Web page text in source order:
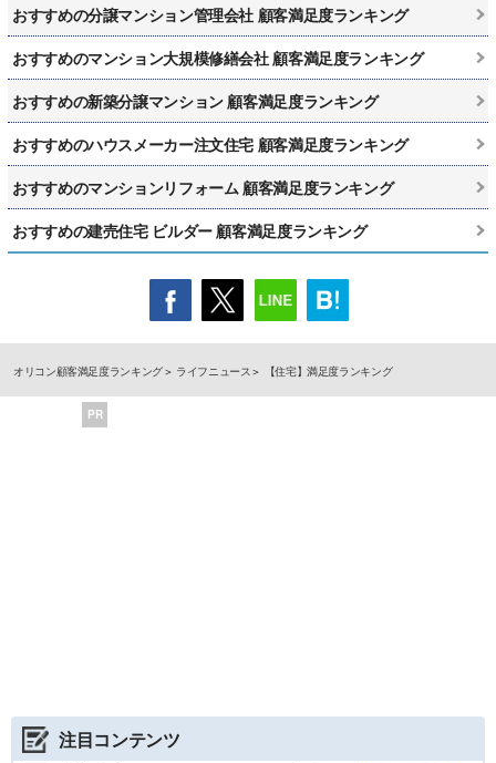
おすすめの分譲マンション管理会社 顧客満足度ランキング
おすすめのマンション大規模修繕会社 顧客満足度ランキング
おすすめの新築分譲マンション 顧客満足度ランキング
おすすめのハウスメーカー注文住宅 顧客満足度ランキング
おすすめのマンションリフォーム 顧客満足度ランキング
おすすめの建売住宅 ビルダー 顧客満足度ランキング
オリコン顧客満足度ランキング ライフニュース 【住宅】満足度ランキング
PR
注目コンテンツ